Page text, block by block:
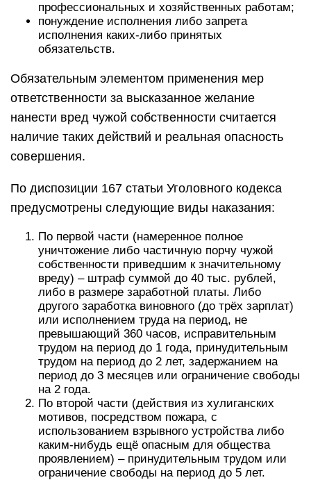
профессиональных и хозяйственных работам;
понуждение исполнения либо запрета
исполнения каких-либо принятых
обязательств.
Обязательным элементом применения мер
ответственности за высказанное желание
нанести вред чужой собственности считается
наличие таких действий и реальная опасность
совершения.
По диспозиции 167 статьи Уголовного кодекса
предусмотрены следующие виды наказания:
По первой части (намеренное полное
уничтожение либо частичную порчу чужой
собственности приведшим к значительному
вреду) – штраф суммой до 40 тыс. рублей,
либо в размере заработной платы. Либо
другого заработка виновного (до трёх зарплат)
или исполнением труда на период, не
превышающий 360 часов, исправительным
трудом на период до 1 года, принудительным
трудом на период до 2 лет, задержанием на
период до 3 месяцев или ограничение свободы
на 2 года.
По второй части (действия из хулиганских
мотивов, посредством пожара, с
использованием взрывного устройства либо
каким-нибудь ещё опасным для общества
проявлением) – принудительным трудом или
ограничение свободы на период до 5 лет.